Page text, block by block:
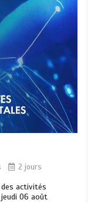
2 jours
des activités
06 août
SOCIALE :